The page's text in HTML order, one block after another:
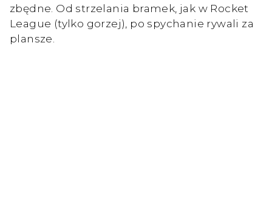
zbędne. Od strzelania bramek, jak w Rocket
League (tylko gorzej), po spychanie rywali za
plansze.